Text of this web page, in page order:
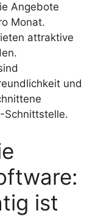
Angebote
Monat.
attraktive
und
Schnittstelle.
ist